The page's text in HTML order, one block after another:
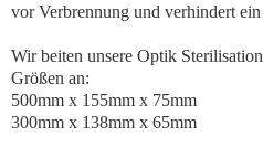
vor Verbrennung und verhindert
Wir beiten unsere Optik
Größen an:
500mm x 155mm x 75mm
300mm x 138mm x 65mm